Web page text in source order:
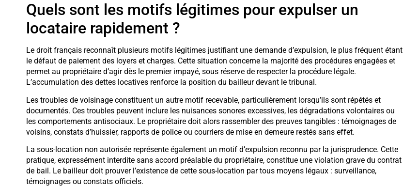
Quels sont les motifs légitimes pour expulser un
locataire rapidement ?
Le droit français reconnaît plusieurs motifs légitimes justifiant une demande d’expulsion, le plus fréquent étant
le défaut de paiement des loyers et charges. Cette situation concerne la majorité des procédures engagées et
permet au propriétaire d’agir dès le premier impayé, sous réserve de respecter la procédure légale.
L’accumulation des dettes locatives renforce la position du bailleur devant le tribunal.
Les troubles de voisinage constituent un autre motif recevable, particulièrement lorsqu’ils sont répétés et
documentés. Ces troubles peuvent inclure les nuisances sonores excessives, les dégradations volontaires ou
les comportements antisociaux. Le propriétaire doit alors rassembler des preuves tangibles : témoignages de
voisins, constats d’huissier, rapports de police ou courriers de mise en demeure restés sans effet.
La sous-location non autorisée représente également un motif d’expulsion reconnu par la jurisprudence. Cette
pratique, expressément interdite sans accord préalable du propriétaire, constitue une violation grave du contrat
de bail. Le bailleur doit prouver l’existence de cette sous-location par tous moyens légaux : surveillance,
témoignages ou constats officiels.